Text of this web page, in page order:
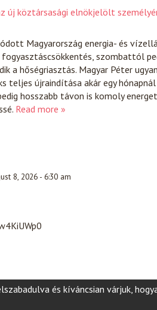
új köztársasági elnökjelölt
Magyarország energia- és
szombattól
a hőségriasztás. Magyar Péter
teljes újraindítása akár egy
hosszabb távon is komoly
Read more »
8, 2026 - 6:30 am
és kíváncsian várjuk,